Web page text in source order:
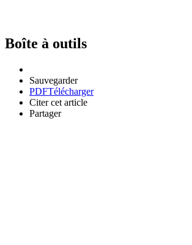
Boîte à outils
Sauvegarder
PDFTélécharger
Citer cet article
Partager